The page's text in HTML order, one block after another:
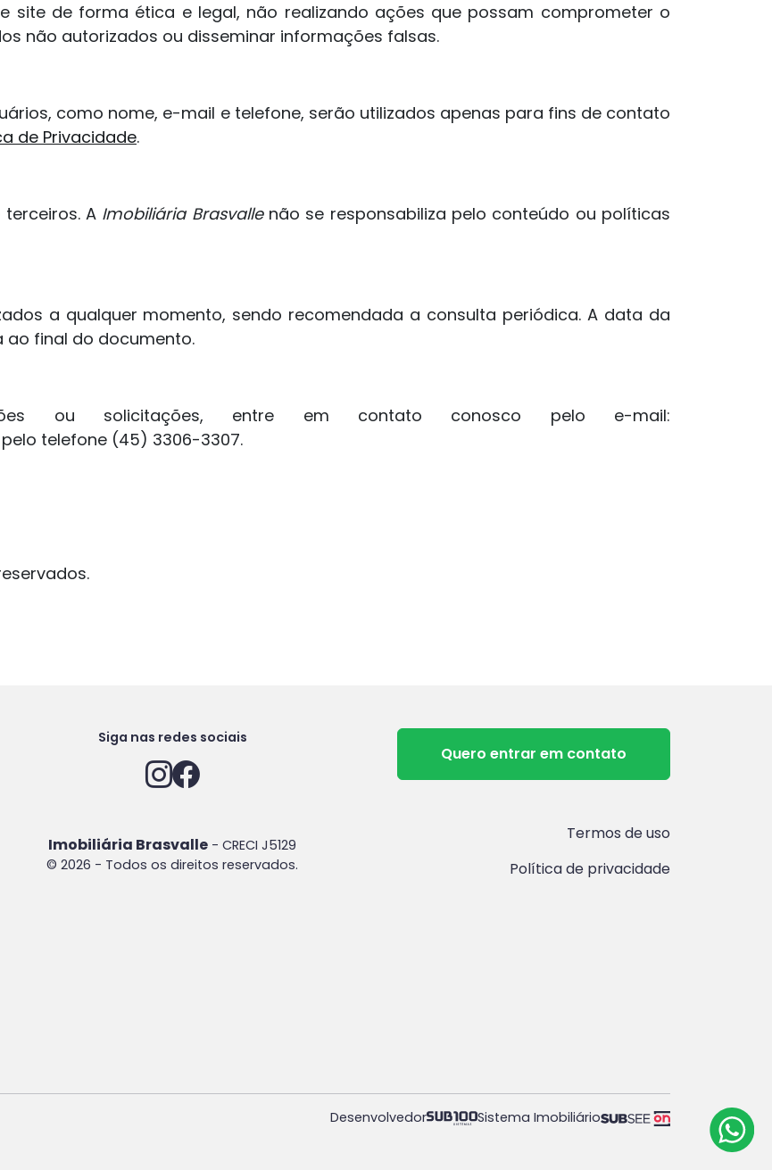
site de forma ética e legal, não realizando ações que possam comprometer o
não autorizados ou disseminar informações falsas.
como nome, e-mail e telefone, serão utilizados apenas para fins de contato
de Privacidade.
A Imobiliária Brasvallenão se responsabiliza pelo conteúdo ou políticas
a qualquer momento, sendo recomendada a consulta periódica. A data da
ao final do documento.
ou solicitações, entre em contato conosco pelo e-mail:
telefone (45) 3306-3307.
Siga nas redes sociais
Imobiliária Brasvalle - CRECI J5129
© 2026 - Todos os direitos reservados.
Quero entrar em contato
Termos de uso
Política de privacidade
Desenvolvedor Sistema Imobiliário